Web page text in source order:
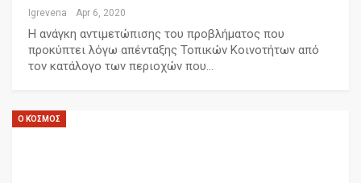
Igrevena Apr 6, 2020
Η ανάγκη αντιμετώπισης του προβλήματος που
προκύπτει λόγω απένταξης Τοπικών Κοινοτήτων από
τον κατάλογο των περιοχών που…
Ο ΚΌΣΜΟΣ